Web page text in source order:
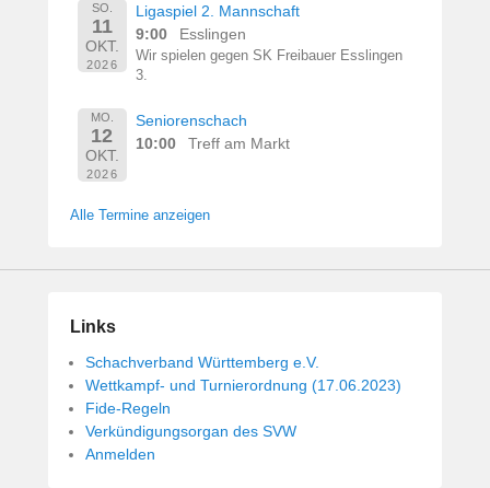
SO.
11
OKT.
2026
Ligaspiel 2. Mannschaft
9:00
Esslingen
Wir spielen gegen SK Freibauer Esslingen
3.
MO.
12
OKT.
2026
Seniorenschach
10:00
Treff am Markt
Alle Termine anzeigen
Links
Schachverband Württemberg e.V.
Wettkampf- und Turnierordnung (17.06.2023)
Fide-Regeln
Verkündigungsorgan des SVW
Anmelden